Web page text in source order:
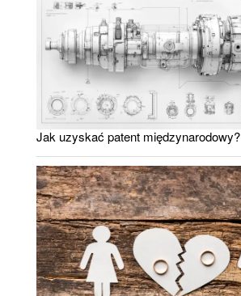
Jak uzyskać patent międzynarodowy?